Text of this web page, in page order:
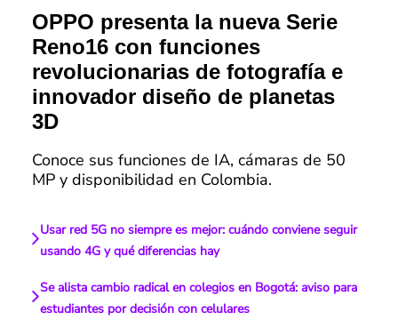
OPPO presenta la nueva Serie
Reno16 con funciones
revolucionarias de fotografía e
innovador diseño de planetas
3D
Conoce sus funciones de IA, cámaras de 50
MP y disponibilidad en Colombia.
Usar red 5G no siempre es mejor: cuándo conviene seguir
usando 4G y qué diferencias hay
Se alista cambio radical en colegios en Bogotá: aviso para
estudiantes por decisión con celulares